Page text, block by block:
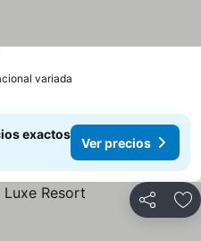
variada
precios
exactos
Ver precios
Compartir